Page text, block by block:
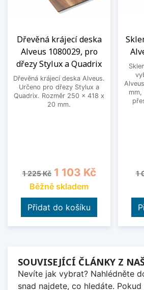
Dřevěná krájecí deska
Alveus 1080029, pro
dřezy Stylux a Quadrix
Dřevěná krájecí deska Alveus.
Určeno pro dřezy Stylux a
Quadrix. Rozměr 250 x 418 x
20 mm.
Běžná cena
1 225 Kč Cena
1 103 Kč
Běžně skladem
Přidat do košíku
mm,
1
SOUVISEJÍCÍ ČLÁNKY Z
Nevíte jak vybrat? Nahlédněte
snad najdete, co hledáte.